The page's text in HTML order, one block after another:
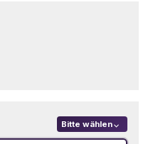
Bitte wählen